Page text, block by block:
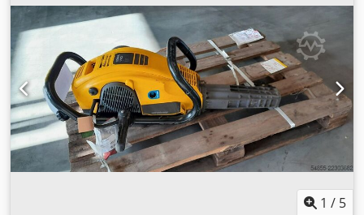
Smspfx Alwerf HŰTÉSMÓD (LEVEGŐ/VÍZ): levegő TARTÁLYRA
SZERELT: nem DOKUMENTÁCIÓ: nem CSATLAKOZÓK
SZÁMA: 3 ÚJ/HASZNÁLT: HASZNÁLT
1 / 5